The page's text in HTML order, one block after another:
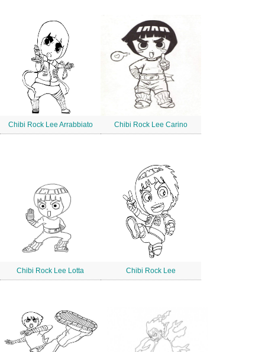
Chibi Rock Lee Arrabbiato Chibi Rock Lee Carino
Chibi Rock Lee Lotta Chibi Rock Lee